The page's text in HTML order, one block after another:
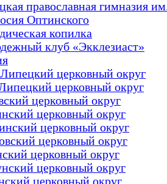
православная гимназия
Оптинского
копилка
клуб «Экклезиаст»
церковный округ
церковный округ
церковный округ
церковный округ
церковный округ
церковный округ
церковный округ
церковный округ
церковный округ